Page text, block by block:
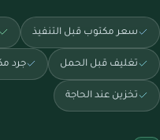
سعر مكتوب قبل التنفيذ
تغليف قبل الحمل جرد
تخزين عند الحاجة